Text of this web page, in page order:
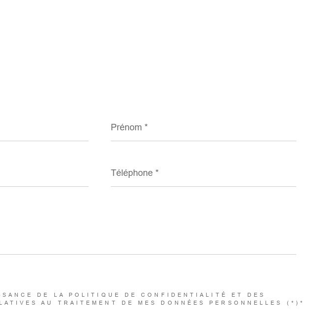
*
*
DE LA POLITIQUE DE CONFIDENTIALITÉ ET DES
AU TRAITEMENT DE MES DONNÉES PERSONNELLES (*)*